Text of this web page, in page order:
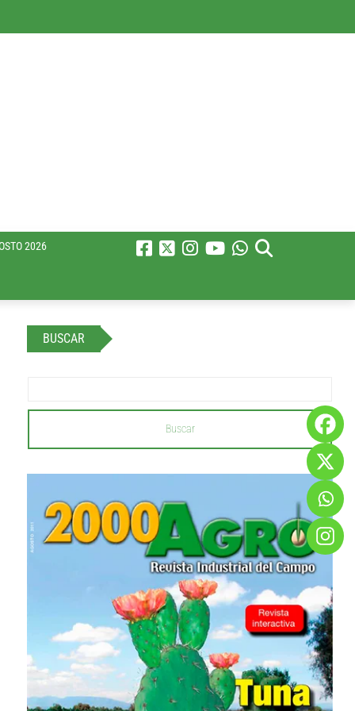
2026
BUSCAR
Buscar